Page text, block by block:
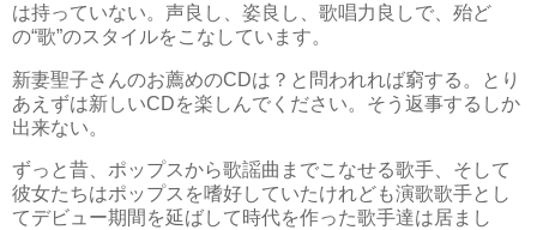
は持っていない。声良し、姿良し、歌唱力良しで、殆ど
の“歌”のスタイルをこなしています。
新妻聖子さんのお薦めのCDは？と問われれば窮する。とり
あえずは新しいCDを楽しんでください。そう返事するしか
出来ない。
ずっと昔、ポップスから歌謡曲までこなせる歌手、そして
彼女たちはポップスを嗜好していたけれども演歌歌手とし
てデビュー期間を延ばして時代を作った歌手達は居まし